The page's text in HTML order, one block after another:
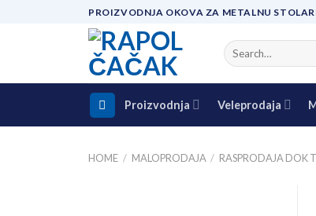
PROIZVODNJA OKOVA ZA METALNU
Search
for:
Proizvodnja Veleprodaja
HOME / MALOPRODAJA / RASPRODAJA DOK